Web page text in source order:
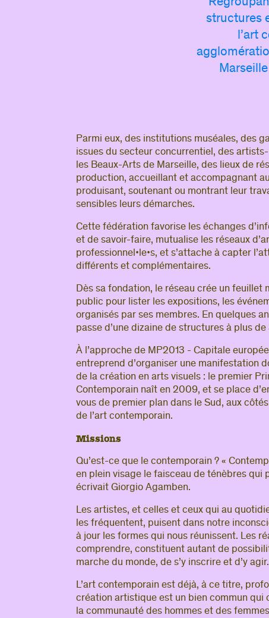
structures
l’art
Parmi eux, des institutions muséales, des
issues du secteur concurrentiel, des
les Beaux-Arts de Marseille, des lieux de
production, accueillant et accompagnant
produisant, soutenant ou montrant leur
sensibles leurs démarches.
Cette fédération favorise les échanges
et de savoir-faire, mutualise les réseaux
professionnel•le•s, et s’attache à capter
différents et complémentaires.
Dès sa fondation, le réseau crée un feuillet
public pour lister les expositions, les
organisés par ses membres. En quelques
passe d’une dizaine de structures à plus de
À l’approche de MP2013 - Capitale
entreprend d’organiser une manifestation
de la création en arts visuels : le premier
Contemporain naît en 2009, et se place
vous de premier plan dans le Sud, aux
de l’art contemporain.
Missions
Qu’est-ce que le contemporain ? «
en plein visage le faisceau de ténèbres qui
écrivait Giorgio Agamben.
Les artistes, et celles et ceux qui au
les fréquentent, puisent dans notre
à jour les formes qui nous réunissent. Les
comprendre, constituent autant de
marche du monde, de s’y inscrire et d’y agir.
L’art contemporain est déjà, à ce titre,
création artistique est un bien commun qui
la communauté des hommes et des